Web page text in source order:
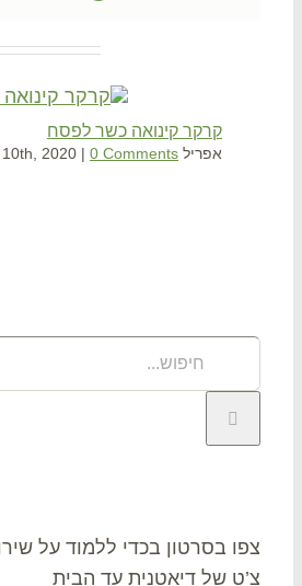
קרקר קינואה כשר לפסח
| 0 Comments
בסרטון בכדי ללמוד על שירות האון
של דיאטנית עד הבית